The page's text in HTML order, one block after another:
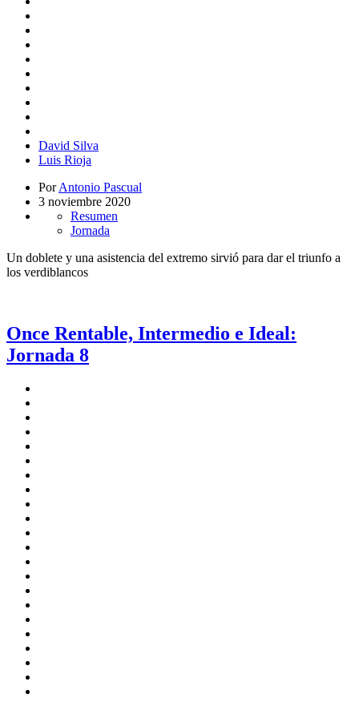
David Silva
Luis Rioja
PorAntonio Pascual
3 noviembre 2020
Resumen
Jornada
Un doblete y una asistencia del extremo sirvió para dar el triunfo a
los verdiblancos
Once Rentable, Intermedio e Ideal:
Jornada 8